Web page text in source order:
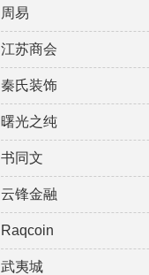
周易
江苏商会
秦氏装饰
曙光之纯
书同文
云锋金融
Raqcoin
武夷城